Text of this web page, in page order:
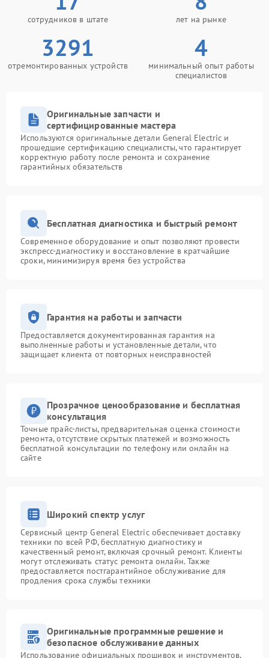
сотрудников в штате лет на рынке
3291
отремонтированных устройств
4
минимальный опыт работы
специалистов
Оригинальные запчасти и
сертифицированные мастера
Используются оригинальные детали General Electric и
прошедшие сертификацию специалисты, что гарантирует
корректную работу после ремонта и сохранение
гарантийных обязательств
Бесплатная диагностика и быстрый ремонт
Современное оборудование и опыт позволяют провести
экспресс-диагностику и восстановление в кратчайшие
сроки, минимизируя время без устройства
Гарантия на работы и запчасти
Предоставляется документированная гарантия на
выполненные работы и установленные детали, что
защищает клиента от повторных неисправностей
Прозрачное ценообразование и бесплатная
консультация
Точные прайс-листы, предварительная оценка стоимости
ремонта, отсутствие скрытых платежей и возможность
бесплатной консультации по телефону или онлайн на
сайте
Широкий спектр услуг
Сервисный центр General Electric обеспечивает доставку
техники по всей РФ, бесплатную диагностику и
качественный ремонт, включая срочный ремонт. Клиенты
могут отслеживать статус ремонта онлайн. Также
предоставляется постгарантийное обслуживание для
продления срока службы техники
Оригинальные программные решение и
безопасное обслуживание данных
Использование официальных прошивок и инструментов,